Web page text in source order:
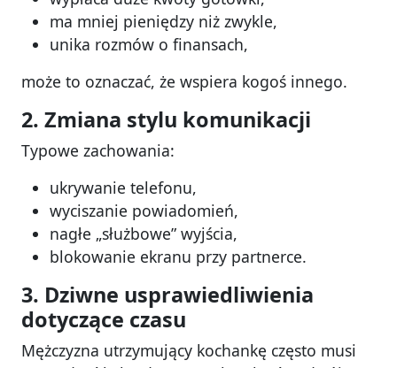
ma mniej pieniędzy niż zwykle,
unika rozmów o finansach,
może to oznaczać, że wspiera kogoś innego.
2. Zmiana stylu komunikacji
Typowe zachowania:
ukrywanie telefonu,
wyciszanie powiadomień,
nagłe „służbowe” wyjścia,
blokowanie ekranu przy partnerce.
3. Dziwne usprawiedliwienia
dotyczące czasu
Mężczyzna utrzymujący kochankę często musi